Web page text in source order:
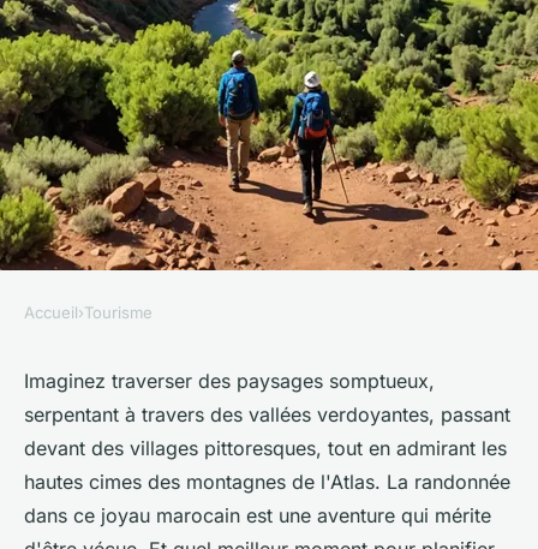
Quels sont les meilleurs
conseils pour une randonnée
dans les montagnes de l'Atlas,
Maroc?
Accueil›Tourisme
Imaginez traverser des paysages somptueux,
serpentant à travers des vallées verdoyantes, passant
devant des villages pittoresques, tout en admirant les
hautes cimes des montagnes de l'Atlas. La randonnée
dans ce joyau marocain est une aventure qui mérite